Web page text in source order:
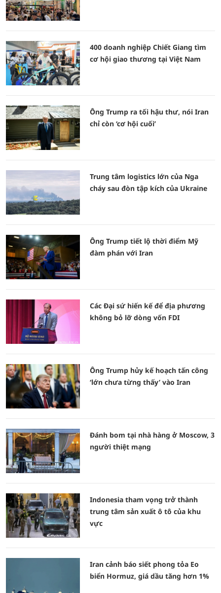
400 doanh nghiệp Chiết Giang tìm
cơ hội giao thương tại Việt Nam
Ông Trump ra tối hậu thư, nói Iran
chỉ còn ‘cơ hội cuối’
Trung tâm logistics lớn của Nga
cháy sau đòn tập kích của Ukraine
Ông Trump tiết lộ thời điểm Mỹ
đàm phán với Iran
Các Đại sứ hiến kế để địa phương
không bỏ lỡ dòng vốn FDI
Ông Trump hủy kế hoạch tấn công
‘lớn chưa từng thấy’ vào Iran
Đánh bom tại nhà hàng ở Moscow, 3
người thiệt mạng
Indonesia tham vọng trở thành
trung tâm sản xuất ô tô của khu
vực
Iran cảnh báo siết phong tỏa Eo
biển Hormuz, giá dầu tăng hơn 1%